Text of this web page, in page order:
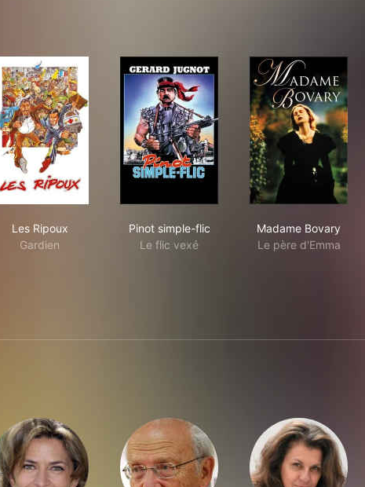
Les Ripoux
Gardien
Pinot simple-flic
Le flic vexé
Madame Bovary
Le père d'Emma